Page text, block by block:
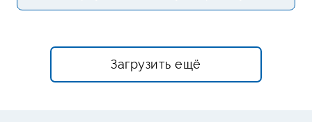
Загрузить ещё